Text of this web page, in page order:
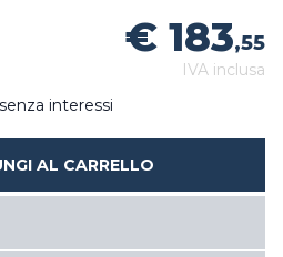
€ 183,55
IVA inclusa
senza interessi
AL CARRELLO